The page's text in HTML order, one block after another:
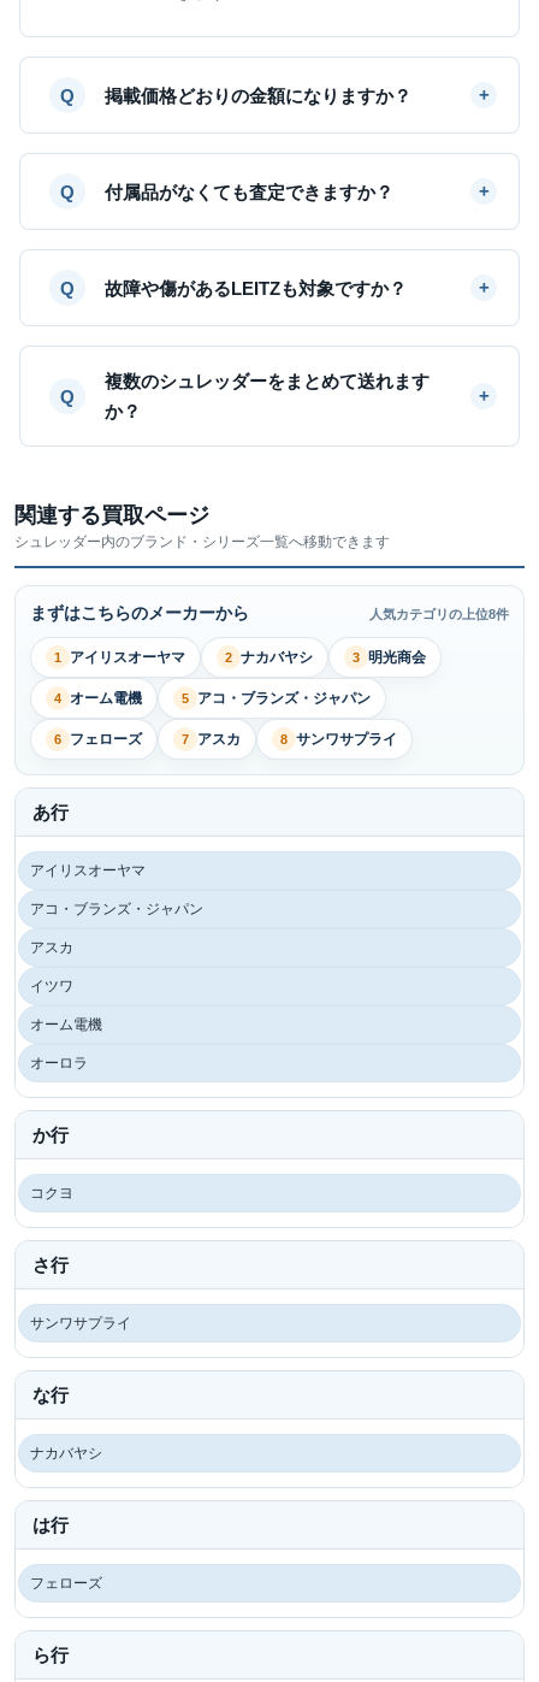
掲載価格どおりの金額になりますか？
付属品がなくても査定できますか？
故障や傷があるLEITZも対象ですか？
複数のシュレッダーをまとめて送れます
か？
関連する買取ページ
シュレッダー内のブランド・シリーズ一覧へ移動できます
まずはこちらのメーカーから 人気カテゴリの上位8件
1 アイリスオーヤマ 2 ナカバヤシ 3 明光商会
4 オーム電機 5 アコ・ブランズ・ジャパン
6 フェローズ 7 アスカ 8 サンワサプライ
あ行
アイリスオーヤマ
アコ・ブランズ・ジャパン
アスカ
イツワ
オーム電機
オーロラ
か行
コクヨ
さ行
サンワサプライ
な行
ナカバヤシ
は行
フェローズ
ら行